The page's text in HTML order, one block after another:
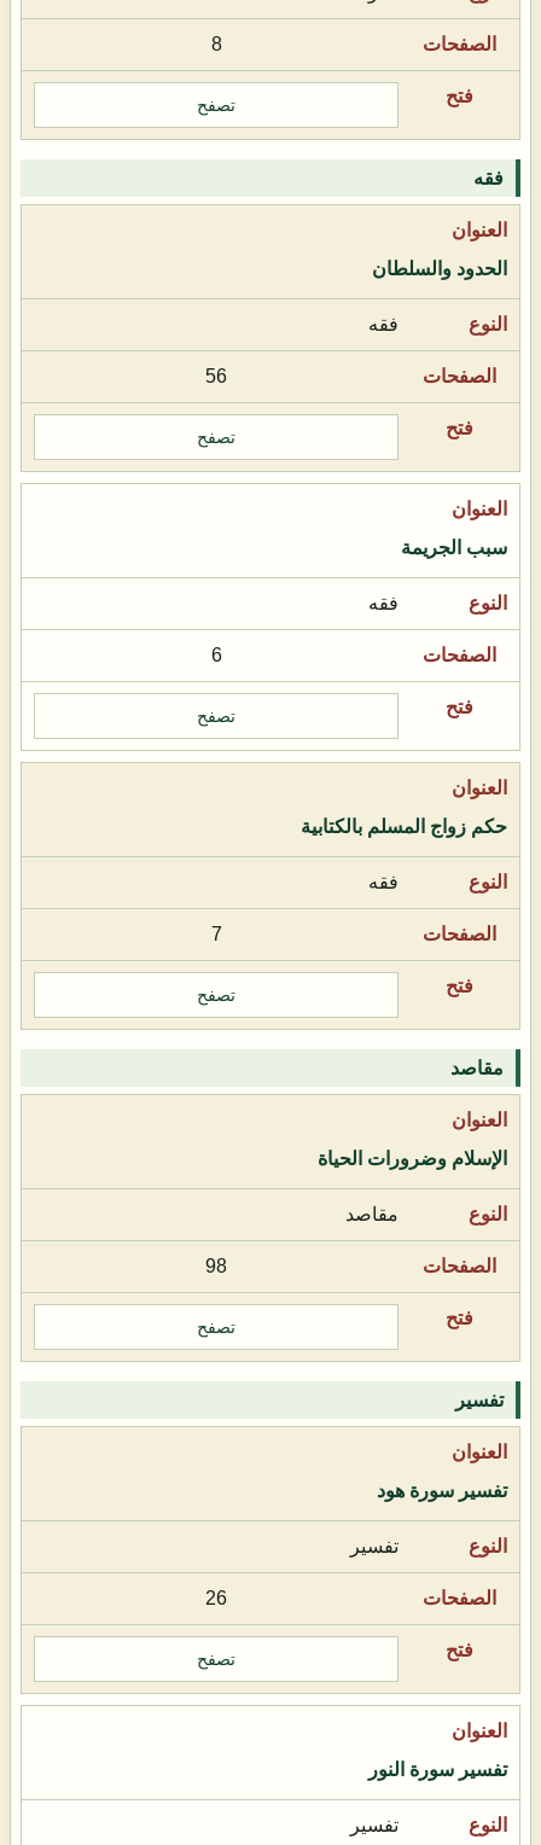
8
تصفح
فقه
الحدود والسلطان
فقه
56
تصفح
سبب الجريمة
فقه
6
تصفح
حكم زواج المسلم بالكتابية
فقه
7
تصفح
مقاصد
الإسلام وضرورات الحياة
مقاصد
98
تصفح
تفسير
تفسير سورة هود
تفسير
26
تصفح
تفسير سورة النور
تفسير